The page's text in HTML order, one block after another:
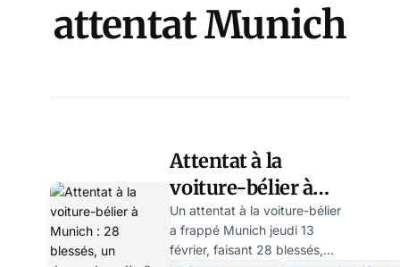
attentat Munich
Attentat à la
voiture-bélier à
Munich : 28
blessés, un
Un attentat à la voiture-bélier
a frappé Munich jeudi 13
février, faisant 28 blessés,